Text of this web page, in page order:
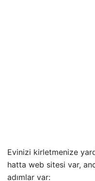
Evinizi kirletmenize
hatta web sitesi var,
adımlar var: